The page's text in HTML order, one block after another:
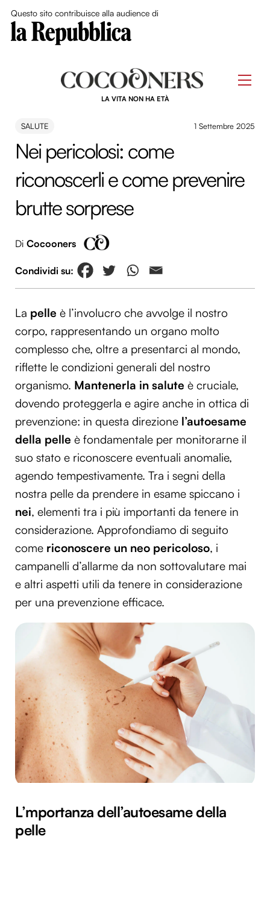
Questo sito contribuisce alla audience di
LA VITA NON HA ETÀ
SALUTE 1 Settembre 2025
Nei pericolosi: come
riconoscerli e come prevenire
brutte sorprese
Di Cocooners
La pelle è l’involucro che avvolge il nostro
corpo, rappresentando un organo molto
complesso che, oltre a presentarci al mondo,
riflette le condizioni generali del nostro
organismo. Mantenerla in salute è cruciale,
dovendo proteggerla e agire anche in ottica di
prevenzione: in questa direzione l’autoesame
della pelle è fondamentale per monitorarne il
suo stato e riconoscere eventuali anomalie,
agendo tempestivamente. Tra i segni della
nostra pelle da prendere in esame spiccano i
nei, elementi tra i più importanti da tenere in
considerazione. Approfondiamo di seguito
come riconoscere un neo pericoloso, i
campanelli d’allarme da non sottovalutare mai
e altri aspetti utili da tenere in considerazione
per una prevenzione efficace.
L’mportanza dell’autoesame della
pelle